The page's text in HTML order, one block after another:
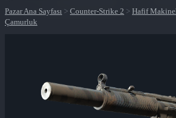
Pazar Ana Sayfası > Counter-Strike 2 > Hafif
Çamurluk